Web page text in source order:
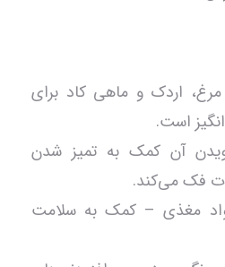
اردک و ماهی کاد برای
است.
آن کمک به تمیز شدن
فک می‌کند.
مغذی – کمک به سلامت